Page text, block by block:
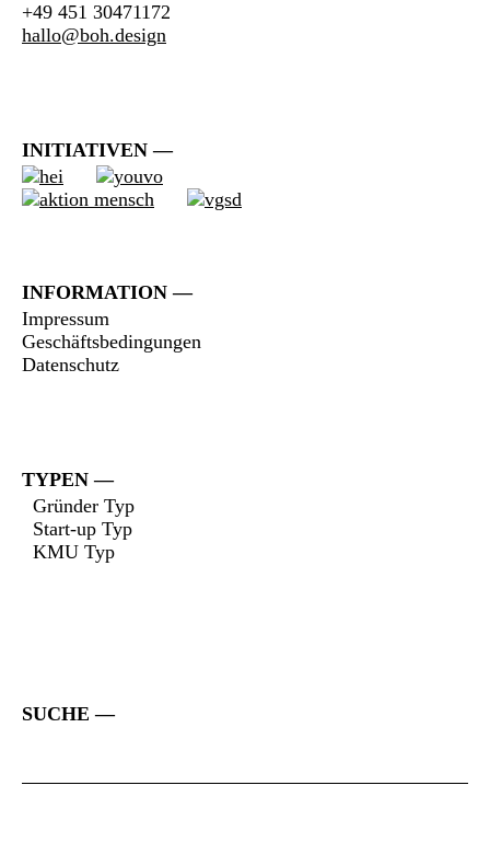
+49 451 30471172
hallo@boh.design
INITIATIVEN
INFORMATION
Impressum
Geschäftsbedingungen
Datenschutz
TYPEN
Gründer Typ
Start-up Typ
KMU Typ
SUCHE